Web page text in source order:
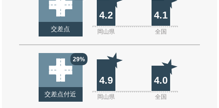
交差点
4.2 4.1
岡山県 全国
29%
交差点付近
4.9 4.0
岡山県 全国